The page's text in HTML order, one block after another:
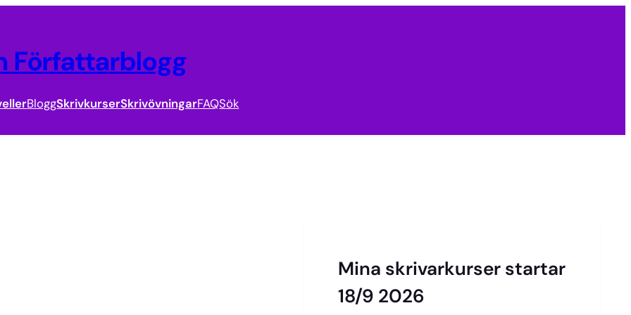
Författarblogg
BloggSkrivkurserSkrivövningarFAQSök
Mina skrivarkurser startar
18/9 2026